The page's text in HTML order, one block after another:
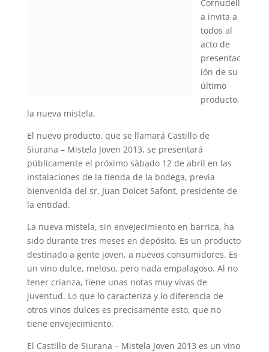
Cornudell
a invita a
todos al
acto de
presentac
ión de su
último
producto,
la nueva mistela.
El nuevo producto, que se llamará Castillo de
Siurana – Mistela Joven 2013, se presentará
públicamente el próximo sábado 12 de abril en las
instalaciones de la tienda de la bodega, previa
bienvenida del sr. Juan Dolcet Safont, presidente de
la entidad.
La nueva mistela, sin envejecimiento en barrica, ha
sido durante tres meses en depósito. Es un producto
destinado a gente joven, a nuevos consumidores. Es
un vino dulce, meloso, pero nada empalagoso. Al no
tener crianza, tiene unas notas muy vivas de
juventud. Lo que lo caracteriza y lo diferencia de
otros vinos dulces es precisamente esto, que no
tiene envejecimiento.
El Castillo de Siurana – Mistela Joven 2013 es un vino